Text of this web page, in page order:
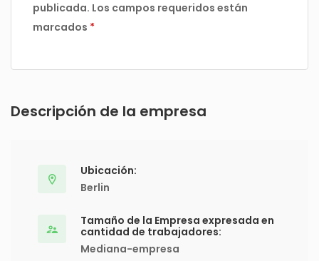
publicada. Los campos requeridos están
marcados *
Descripción de la empresa
Ubicación:
Berlin
Tamaño de la Empresa expresada en
cantidad de trabajadores:
Mediana-empresa